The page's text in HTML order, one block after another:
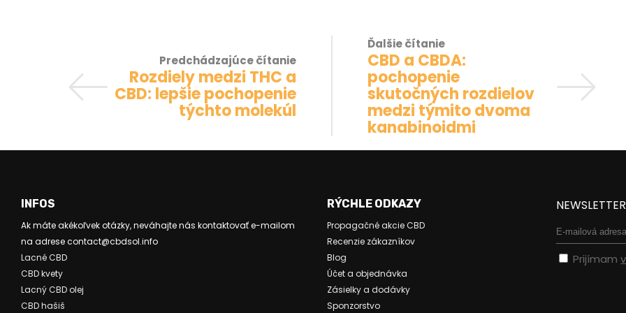
Predchádzajúce čítanie
Rozdiely medzi THC a
CBD: lepšie pochopenie
týchto molekúl
Ďalšie čítanie
CBD a CBDA:
pochopenie
skutočných rozdielov
medzi týmito dvoma
kanabinoidmi
INFOS
Ak máte akékoľvek otázky, neváhajte nás kontaktovať e-mailom
na adrese contact@cbdsol.info
Lacné CBD
CBD kvety
Lacný CBD olej
CBD hašiš
RÝCHLE ODKAZY
Propagačné akcie CBD
Recenzie zákazníkov
Blog
Účet a objednávka
Zásielky a dodávky
Sponzorstvo
NEWSLETTER
Prijímam